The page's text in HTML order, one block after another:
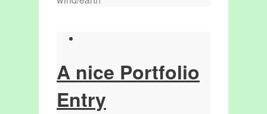
A nice Portfolio
Entry